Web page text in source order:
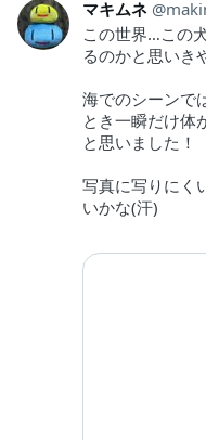
マキムネ
この世界…この
るのかと思いき
海でのシーンで
とき一瞬だけ体
と思いました！
写真に写りにく
いかな(汗)